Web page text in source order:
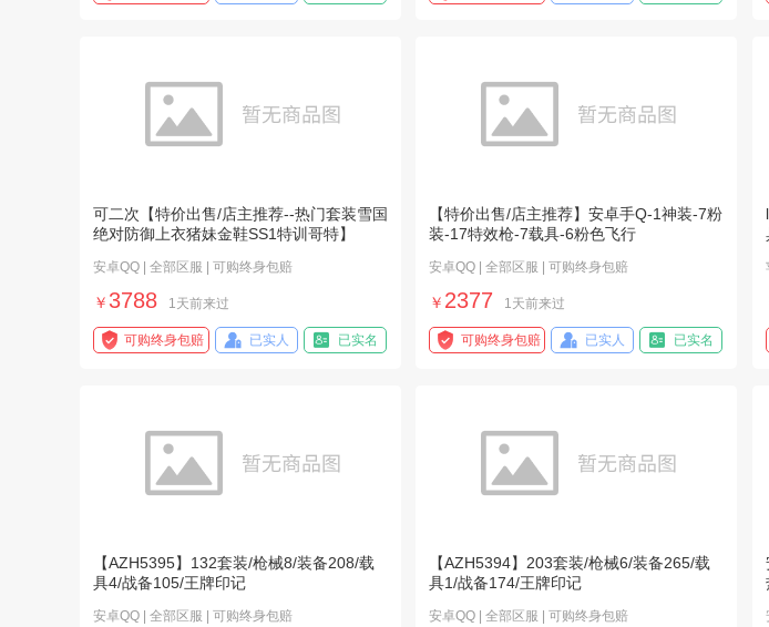
可二次【特价出售/店主推荐--热门套装雪国
绝对防御上衣猪妹金鞋SS1特训哥特】
安卓QQ | 全部区服 | 可购终身包赔
￥ 3788 1天前来过
可购终身包赔 已实人 已实名
【特价出售/店主推荐】安卓手Q-1神装-7粉
装-17特效枪-7载具-6粉色飞行
安卓QQ | 全部区服 | 可购终身包赔
￥ 2377 1天前来过
可购终身包赔 已实人 已实名
【AZH5395】132套装/枪械8/装备208/载
具4/战备105/王牌印记
安卓QQ | 全部区服 | 可购终身包赔
【AZH5394】203套装/枪械6/装备265/载
具1/战备174/王牌印记
安卓QQ | 全部区服 | 可购终身包赔